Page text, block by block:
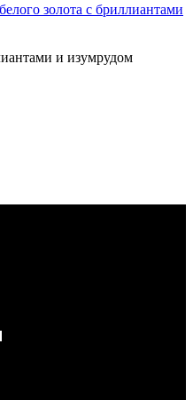
золота с бриллиантами
и изумрудом